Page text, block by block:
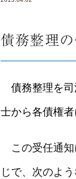
債務整理
債務整理を
士から各債権
この受任通知
じで、次のよ